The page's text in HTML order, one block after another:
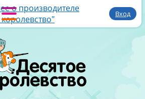
о производителе
Вход